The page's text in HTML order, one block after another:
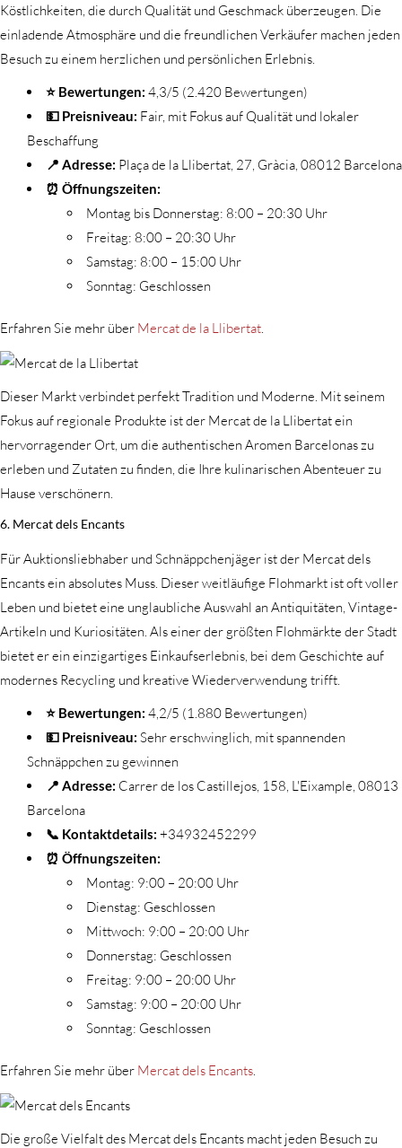
Köstlichkeiten, die durch Qualität und Geschmack überzeugen. Die
einladende Atmosphäre und die freundlichen Verkäufer machen jeden
Besuch zu einem herzlichen und persönlichen Erlebnis.
⭐ Bewertungen: 4,3/5 (2.420 Bewertungen)
💵 Preisniveau: Fair, mit Fokus auf Qualität und lokaler
Beschaffung
📍 Adresse: Plaça de la Llibertat, 27, Gràcia, 08012 Barcelona
⏰ Öffnungszeiten:
Montag bis Donnerstag: 8:00 – 20:30 Uhr
Freitag: 8:00 – 20:30 Uhr
Samstag: 8:00 – 15:00 Uhr
Sonntag: Geschlossen
Erfahren Sie mehr über Mercat de la Llibertat.
Dieser Markt verbindet perfekt Tradition und Moderne. Mit seinem
Fokus auf regionale Produkte ist der Mercat de la Llibertat ein
hervorragender Ort, um die authentischen Aromen Barcelonas zu
erleben und Zutaten zu finden, die Ihre kulinarischen Abenteuer zu
Hause verschönern.
6. Mercat dels Encants
Für Auktionsliebhaber und Schnäppchenjäger ist der Mercat dels
Encants ein absolutes Muss. Dieser weitläufige Flohmarkt ist oft voller
Leben und bietet eine unglaubliche Auswahl an Antiquitäten, Vintage-
Artikeln und Kuriositäten. Als einer der größten Flohmärkte der Stadt
bietet er ein einzigartiges Einkaufserlebnis, bei dem Geschichte auf
modernes Recycling und kreative Wiederverwendung trifft.
⭐ Bewertungen: 4,2/5 (1.880 Bewertungen)
💵 Preisniveau: Sehr erschwinglich, mit spannenden
Schnäppchen zu gewinnen
📍 Adresse: Carrer de los Castillejos, 158, L'Eixample, 08013
Barcelona
📞 Kontaktdetails: +34932452299
⏰ Öffnungszeiten:
Montag: 9:00 – 20:00 Uhr
Dienstag: Geschlossen
Mittwoch: 9:00 – 20:00 Uhr
Donnerstag: Geschlossen
Freitag: 9:00 – 20:00 Uhr
Samstag: 9:00 – 20:00 Uhr
Sonntag: Geschlossen
Erfahren Sie mehr über Mercat dels Encants.
Die große Vielfalt des Mercat dels Encants macht jeden Besuch zu